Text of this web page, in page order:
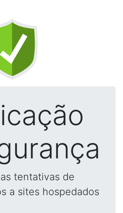
tentativas de
a sites hospedados